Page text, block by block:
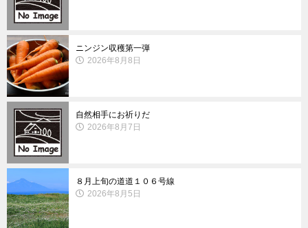
ニンジン収穫第一弾
2026年8月8日
自然相手にお祈りだ
2026年8月7日
８月上旬の道道１０６号線
2026年8月5日